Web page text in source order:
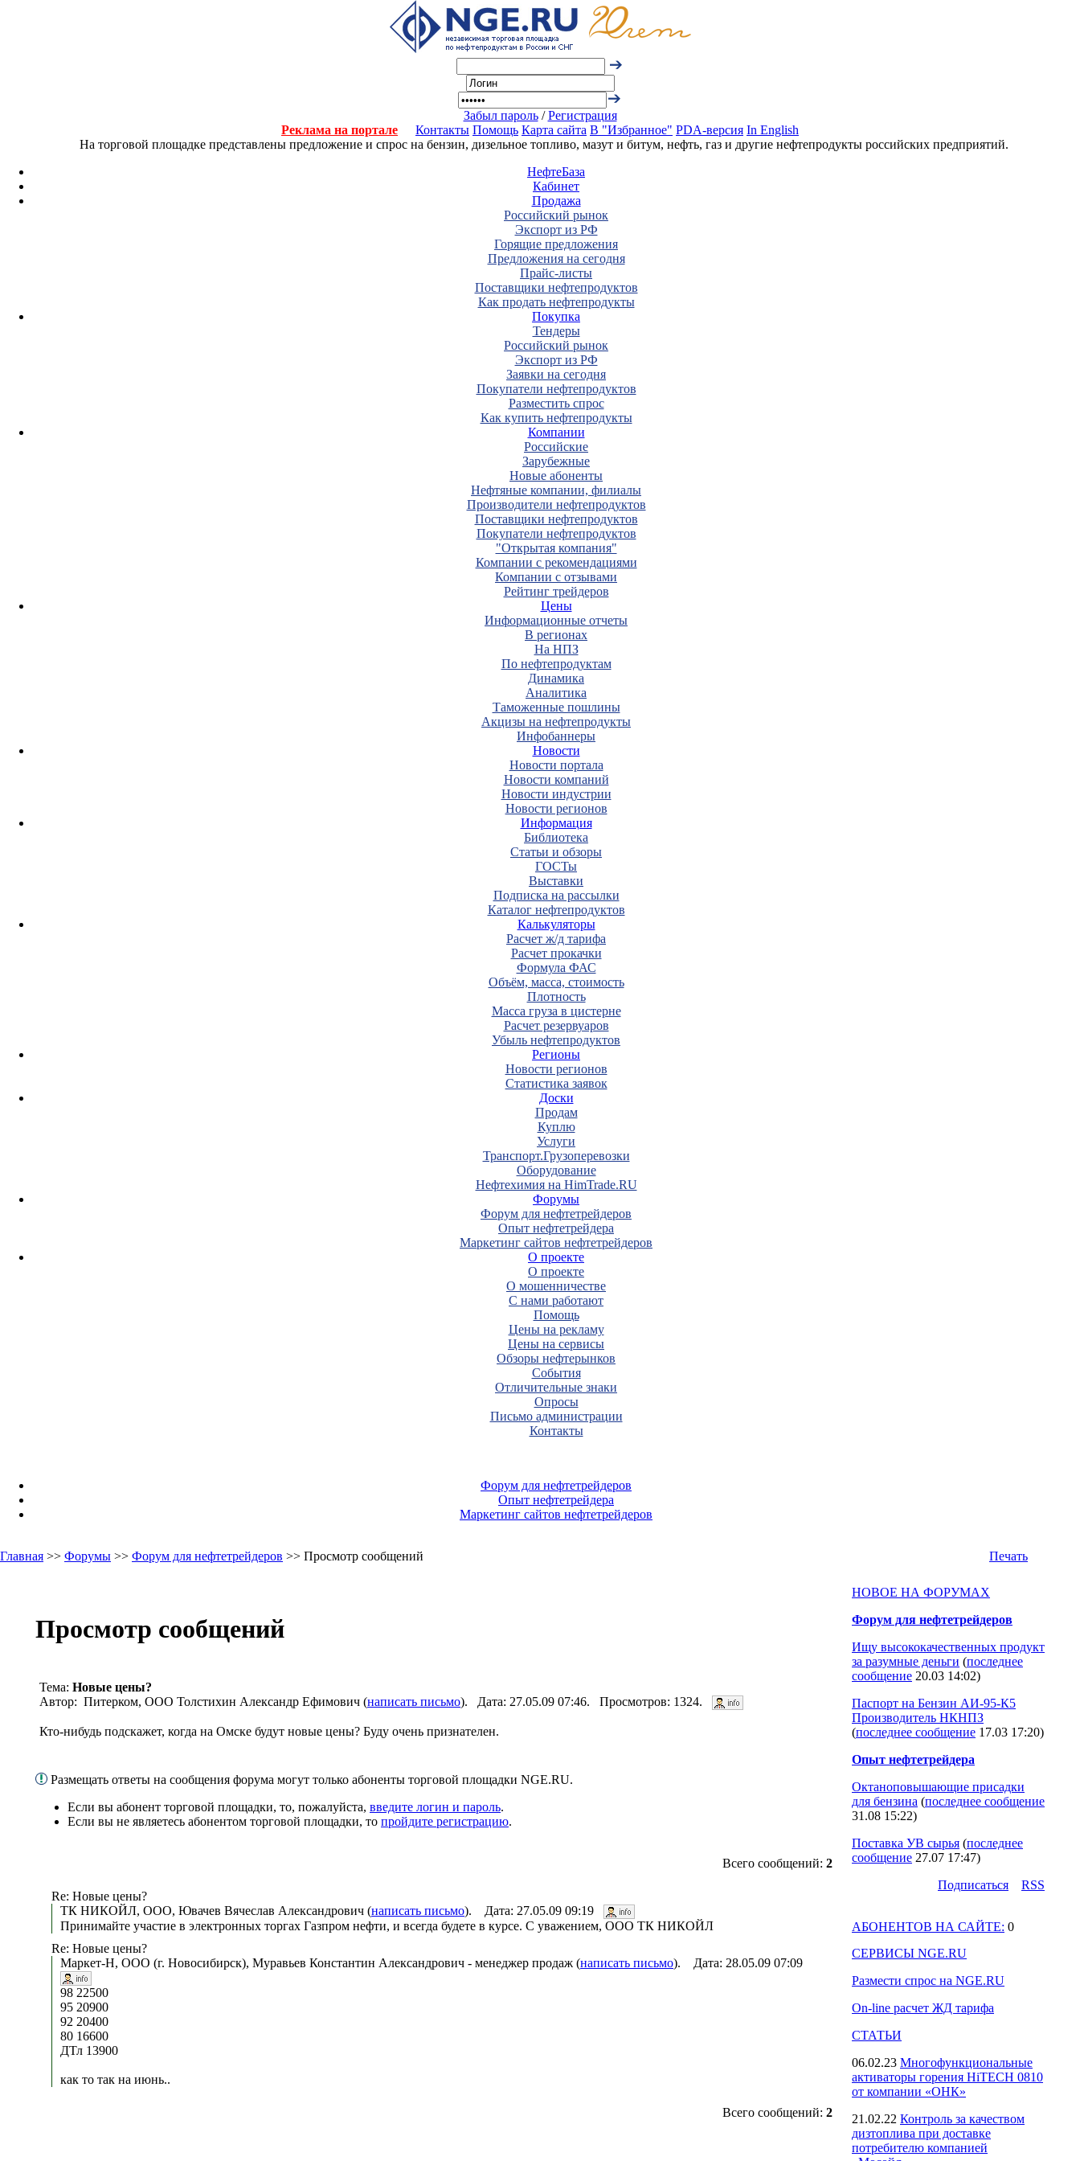
Забыл пароль/Регистрация
Реклама на портале
Контакты Помощь Карта сайта В "Избранное" PDA-версия In English
На торговой площадке представлены предложение и спрос на бензин, дизельное топливо, мазут и битум, нефть, газ и другие нефтепродукты российских предприятий.
НефтеБаза
Кабинет
Продажа
Российский рынок
Экспорт из РФ
Горящие предложения
Предложения на сегодня
Прайс-листы
Поставщики нефтепродуктов
Как продать нефтепродукты
Покупка
Тендеры
Российский рынок
Экспорт из РФ
Заявки на сегодня
Покупатели нефтепродуктов
Разместить спрос
Как купить нефтепродукты
Компании
Российские
Зарубежные
Новые абоненты
Нефтяные компании, филиалы
Производители нефтепродуктов
Поставщики нефтепродуктов
Покупатели нефтепродуктов
"Открытая компания"
Компании с рекомендациями
Компании с отзывами
Рейтинг трейдеров
Цены
Информационные отчеты
В регионах
На НПЗ
По нефтепродуктам
Динамика
Аналитика
Таможенные пошлины
Акцизы на нефтепродукты
Инфобаннеры
Новости
Новости портала
Новости компаний
Новости индустрии
Новости регионов
Информация
Библиотека
Статьи и обзоры
ГОСТы
Выставки
Подписка на рассылки
Каталог нефтепродуктов
Калькуляторы
Расчет ж/д тарифа
Расчет прокачки
Формула ФАС
Объём, масса, стоимость
Плотность
Масса груза в цистерне
Расчет резервуаров
Убыль нефтепродуктов
Регионы
Новости регионов
Статистика заявок
Доски
Продам
Куплю
Услуги
Транспорт.Грузоперевозки
Оборудование
Нефтехимия на HimTrade.RU
Форумы
Форум для нефтетрейдеров
Опыт нефтетрейдера
Маркетинг сайтов нефтетрейдеров
О проекте
О проекте
О мошенничестве
С нами работают
Помощь
Цены на рекламу
Цены на сервисы
Обзоры нефтерынков
События
Отличительные знаки
Опросы
Письмо администрации
Контакты
Форум для нефтетрейдеров
Опыт нефтетрейдера
Маркетинг сайтов нефтетрейдеров
Главная >> Форумы >> Форум для нефтетрейдеров >> Просмотр сообщений Печать
Просмотр сообщений
Тема: Новые цены?
Автор: Питерком, ООО Толстихин Александр Ефимович (написать письмо). Дата: 27.05.09 07:46. Просмотров: 1324.
Кто-нибудь подскажет, когда на Омске будут новые цены? Буду очень признателен.
Размещать ответы на сообщения форума могут только абоненты торговой площадки NGE.RU.
Если вы абонент торговой площадки, то, пожалуйста, введите логин и пароль.
Если вы не являетесь абонентом торговой площадки, то пройдите регистрацию.
Всего сообщений: 2
Re: Новые цены?
ТК НИКОЙЛ, ООО, Ювачев Вячеслав Александрович (написать письмо). Дата: 27.05.09 09:19
Принимайте участие в электронных торгах Газпром нефти, и всегда будете в курсе. С уважением, ООО ТК НИКОЙЛ
Re: Новые цены?
Маркет-Н, ООО (г. Новосибирск), Муравьев Константин Александрович - менеджер продаж (написать письмо). Дата: 28.05.09 07:09
98 22500
95 20900
92 20400
80 16600
ДТл 13900
как то так на июнь..
Всего сообщений: 2
НОВОЕ НА ФОРУМАХ
Форум для нефтетрейдеров
Ищу высококачественных продукт
за разумные деньги (последнее
сообщение 20.03 14:02)
Паспорт на Бензин АИ-95-К5
Производитель НКНПЗ
(последнее сообщение 17.03 17:20)
Опыт нефтетрейдера
Октаноповышающие присадки
для бензина (последнее сообщение
31.08 15:22)
Поставка УВ сырья (последнее
сообщение 27.07 17:47)
Подпиcаться
RSS
АБОНЕНТОВ НА САЙТЕ: 0
СЕРВИСЫ NGE.RU
Размести спрос на NGE.RU
On-line расчет ЖД тарифа
СТАТЬИ
06.02.23 Многофункциональные
активаторы горения HiTECH 0810
от компании «ОНК»
21.02.22 Контроль за качеством
дизтоплива при доставке
потребителю компанией